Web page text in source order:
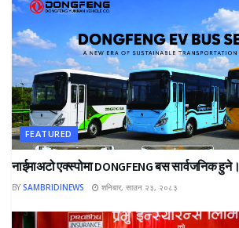
FEATURED
नाईमाअटो एक्स्पोमा DONGFENG बस सार्वजनिक हुने।
BY SAMBRIDINEWS शनिबार, साउन २३, २०८३